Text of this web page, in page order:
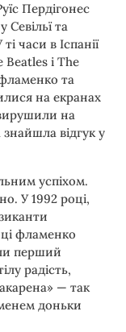
Пердігонес
та
часи в Іспанії
і The
та
на екранах
на
відгук у
успіхом.
У 1992 році,
фламенко
перший
радість,
— так
доньки